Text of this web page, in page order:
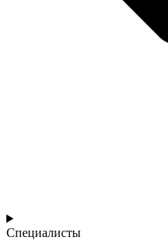
Специалисты